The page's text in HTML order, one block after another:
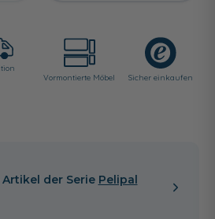
Vormontierte Möbel
Sicher einkaufen
der Serie Pelipal